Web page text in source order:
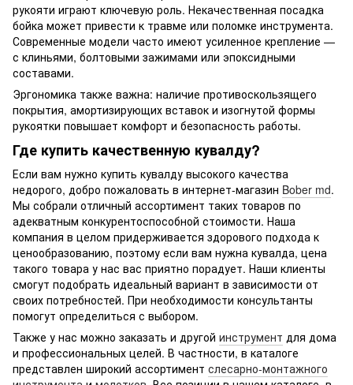
рукояти играют ключевую роль. Некачественная посадка
бойка может привести к травме или поломке инструмента.
Современные модели часто имеют усиленное крепление —
с клиньями, болтовыми зажимами или эпоксидными
составами.
Эргономика также важна: наличие противоскользящего
покрытия, амортизирующих вставок и изогнутой формы
рукоятки повышает комфорт и безопасность работы.
Где купить качественную кувалду?
Если вам нужно купить кувалду высокого качества
недорого, добро пожаловать в интернет-магазин Bober md.
Мы собрали отличный ассортимент таких товаров по
адекватным конкурентоспособной стоимости. Наша
компания в целом придерживается здорового подхода к
ценообразованию, поэтому если вам нужна кувалда, цена
такого товара у нас вас приятно порадует. Наши клиенты
смогут подобрать идеальный вариант в зависимости от
своих потребностей. При необходимости консультанты
помогут определиться с выбором.
Также у нас можно заказать и другой инструмент для дома
и профессиональных целей. В частности, в каталоге
представлен широкий ассортимент слесарно-монтажного